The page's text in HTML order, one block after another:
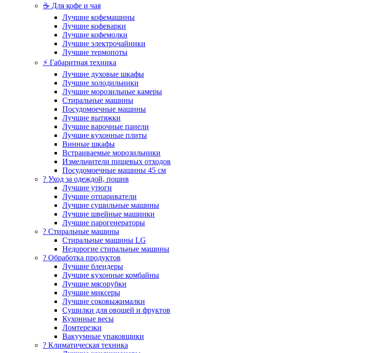
☕ Для кофе и чая
Лучшие кофемашины
Лучшие кофеварки
Лучшие кофемолки
Лучшие электрочайники
Лучшие термопоты
⚡ Габаритная техника
Лучшие духовые шкафы
Лучшие холодильники
Лучшие морозильные камеры
Стиральные машины
Посудомоечные машины
Лучшие вытяжки
Лучшие варочные панели
Лучшие кухонные плиты
Винные шкафы
Встраиваемые морозильники
Измельчители пищевых отходов
Посудомоечные машины 45 см
? Уход за одеждой, пошив
Лучшие утюги
Лучшие отпариватели
Лучшие сушильные машины
Лучшие швейные машинки
Лучшие парогенераторы
? Стиральные машины
Стиральные машины LG
Недорогие стиральные машины
? Обработка продуктов
Лучшие блендеры
Лучшие кухонные комбайны
Лучшие мясорубки
Лучшие миксеры
Лучшие соковыжималки
Сушилки для овощей и фруктов
Кухонные весы
Ломтерезки
Вакуумные упаковщики
?️ Климатическая техника